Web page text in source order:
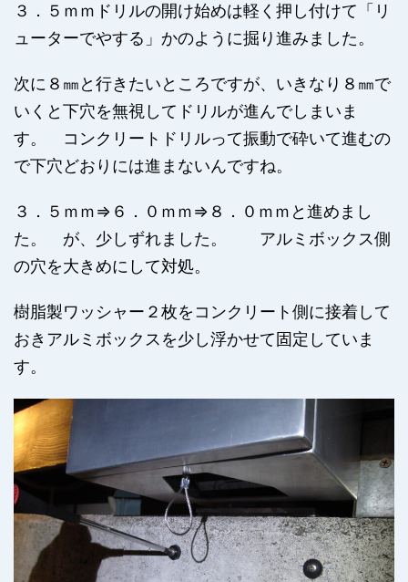
３．５ｍｍドリルの開け始めは軽く押し付けて「リ
ューターでやする」かのように掘り進みました。
次に８㎜と行きたいところですが、いきなり８㎜で
いくと下穴を無視してドリルが進んでしまいま
す。 コンクリートドリルって振動で砕いて進むの
で下穴どおりには進まないんですね。
３．５ｍｍ⇒６．０ｍｍ⇒８．０ｍｍと進めまし
た。 が、少しずれました。 アルミボックス側
の穴を大きめにして対処。
樹脂製ワッシャー２枚をコンクリート側に接着して
おきアルミボックスを少し浮かせて固定していま
す。